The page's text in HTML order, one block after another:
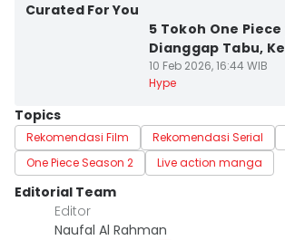
Curated For You
5 Tokoh One
Dianggap Tabu,
10 Feb 2026, 16:44 WIB
Hype
Topics
Rekomendasi Film Rekomendasi Serial
One Piece Season 2
Live action manga
Editorial Team
Editor
Naufal Al Rahman